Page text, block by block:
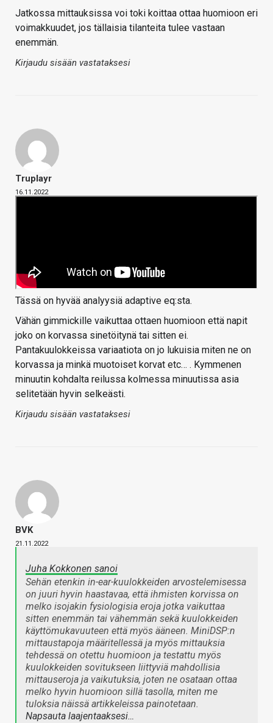
Jatkossa mittauksissa voi toki koittaa ottaa huomioon eri
voimakkuudet, jos tällaisia tilanteita tulee vastaan
enemmän.
Kirjaudu sisään vastataksesi
Truplayr
16.11.2022
Tässä on hyvää analyysiä adaptive eq:sta.
Vähän gimmickille vaikuttaa ottaen huomioon että napit
joko on korvassa sinetöitynä tai sitten ei.
Pantakuulokkeissa variaatiota on jo lukuisia miten ne on
korvassa ja minkä muotoiset korvat etc… . Kymmenen
minuutin kohdalta reilussa kolmessa minuutissa asia
selitetään hyvin selkeästi.
Kirjaudu sisään vastataksesi
BVK
21.11.2022
Juha Kokkonen sanoi
Sehän etenkin in-ear-kuulokkeiden arvostelemisessa
on juuri hyvin haastavaa, että ihmisten korvissa on
melko isojakin fysiologisia eroja jotka vaikuttaa
sitten enemmän tai vähemmän sekä kuulokkeiden
käyttömukavuuteen että myös ääneen. MiniDSP:n
mittaustapoja määritellessä ja myös mittauksia
tehdessä on otettu huomioon ja testattu myös
kuulokkeiden sovitukseen liittyviä mahdollisia
mittauseroja ja vaikutuksia, joten ne osataan ottaa
melko hyvin huomioon sillä tasolla, miten me
tuloksia näissä artikkeleissa painotetaan.
Napsauta laajentaaksesi…